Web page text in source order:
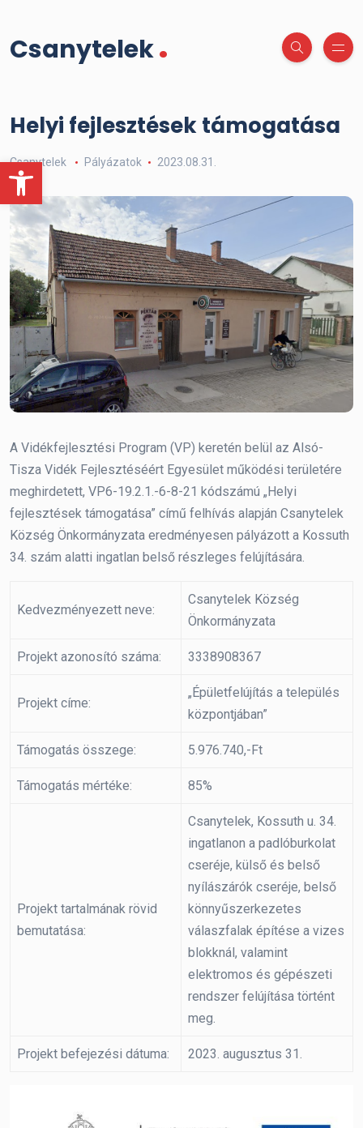
Eszköztár megnyitása
Csanytelek.
Helyi fejlesztések támogatása
Csanytelek Pályázatok 2023.08.31.
A Vidékfejlesztési Program (VP) keretén belül az Alsó-
Tisza Vidék Fejlesztéséért Egyesület működési területére
meghirdetett, VP6-19.2.1.-6-8-21 kódszámú „Helyi
fejlesztések támogatása” című felhívás alapján Csanytelek
Község Önkormányzata eredményesen pályázott a Kossuth
34. szám alatti ingatlan belső részleges felújítására.
Kedvezményezett neve:
Csanytelek Község
Önkormányzata
Projekt azonosító száma: 3338908367
Projekt címe:
„Épületfelújítás a település
központjában”
Támogatás összege: 5.976.740,-Ft
Támogatás mértéke: 85%
Projekt tartalmának rövid
bemutatása:
Csanytelek, Kossuth u. 34.
ingatlanon a padlóburkolat
cseréje, külső és belső
nyílászárók cseréje, belső
könnyűszerkezetes
válaszfalak építése a vizes
blokknál, valamint
elektromos és gépészeti
rendszer felújítása történt
meg.
Projekt befejezési dátuma: 2023. augusztus 31.